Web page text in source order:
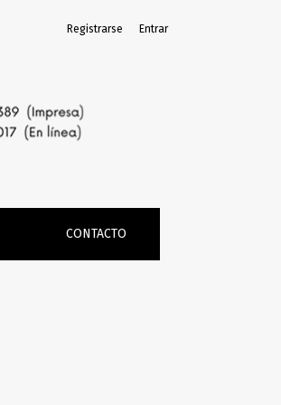
CONTACTO
Registrarse Entrar